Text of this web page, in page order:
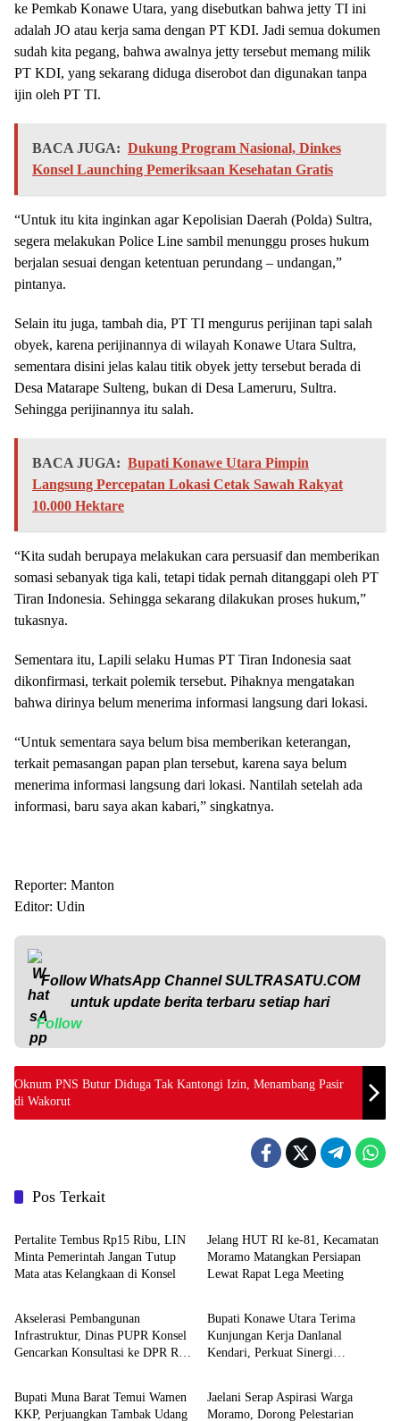
ke Pemkab Konawe Utara, yang disebutkan bahwa jetty TI ini
adalah JO atau kerja sama dengan PT KDI. Jadi semua dokumen
sudah kita pegang, bahwa awalnya jetty tersebut memang milik
PT KDI, yang sekarang diduga diserobot dan digunakan tanpa
ijin oleh PT TI.
BACA JUGA: Dukung Program Nasional, Dinkes
Konsel Launching Pemeriksaan Kesehatan Gratis
“Untuk itu kita inginkan agar Kepolisian Daerah (Polda) Sultra,
segera melakukan Police Line sambil menunggu proses hukum
berjalan sesuai dengan ketentuan perundang – undangan,”
pintanya.
Selain itu juga, tambah dia, PT TI mengurus perijinan tapi salah
obyek, karena perijinannya di wilayah Konawe Utara Sultra,
sementara disini jelas kalau titik obyek jetty tersebut berada di
Desa Matarape Sulteng, bukan di Desa Lameruru, Sultra.
Sehingga perijinannya itu salah.
BACA JUGA: Bupati Konawe Utara Pimpin
Langsung Percepatan Lokasi Cetak Sawah Rakyat
10.000 Hektare
“Kita sudah berupaya melakukan cara persuasif dan memberikan
somasi sebanyak tiga kali, tetapi tidak pernah ditanggapi oleh PT
Tiran Indonesia. Sehingga sekarang dilakukan proses hukum,”
tukasnya.
Sementara itu, Lapili selaku Humas PT Tiran Indonesia saat
dikonfirmasi, terkait polemik tersebut. Pihaknya mengatakan
bahwa dirinya belum menerima informasi langsung dari lokasi.
“Untuk sementara saya belum bisa memberikan keterangan,
terkait pemasangan papan plan tersebut, karena saya belum
menerima informasi langsung dari lokasi. Nantilah setelah ada
informasi, baru saya akan kabari,” singkatnya.
Reporter: Manton
Editor: Udin
Follow WhatsApp ChannelSULTRASATU.COM
untuk update berita terbaru setiap hari
Follow
Oknum PNS Butur Diduga Tak Kantongi Izin, Menambang Pasir
di Wakorut
Pos Terkait
Daerah
‎Pertalite Tembus Rp15 Ribu, LIN
Minta Pemerintah Jangan Tutup
Mata atas Kelangkaan di Konsel
‎Jelang HUT RI ke-81, Kecamatan
Moramo Matangkan Persiapan
Lewat Rapat Lega Meeting
Daerah
Akselerasi Pembangunan
Infrastruktur, Dinas PUPR Konsel
Gencarkan Konsultasi ke DPR RI
Advertorial
Bupati Konawe Utara Terima
Kunjungan Kerja Danlanal
Kendari, Perkuat Sinergi
Daerah
‎Bupati Muna Barat Temui Wamen
KKP, Perjuangkan Tambak Udang
Advertorial
Jaelani Serap Aspirasi Warga
Moramo, Dorong Pelestarian